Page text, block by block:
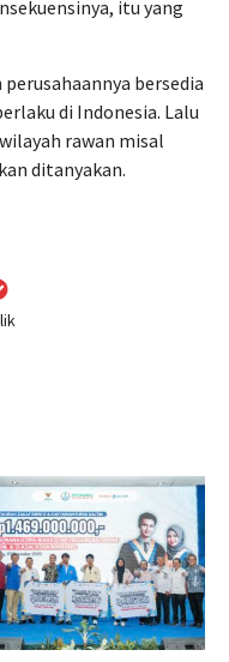
itu yang
bersedia
di Indonesia. Lalu
rawan misal
ditanyakan.